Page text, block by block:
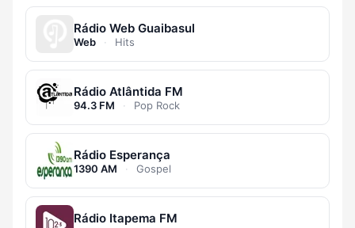
Rádio Web Guaibasul
Web · Hits
Rádio Atlântida FM
94.3 FM · Pop Rock
Rádio Esperança
1390 AM · Gospel
Rádio Itapema FM